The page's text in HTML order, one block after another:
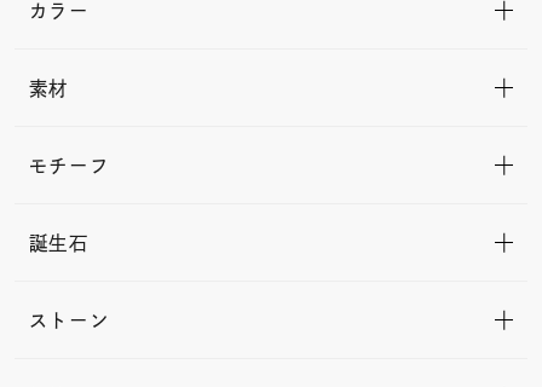
カラー
素材
モチーフ
誕生石
ストーン